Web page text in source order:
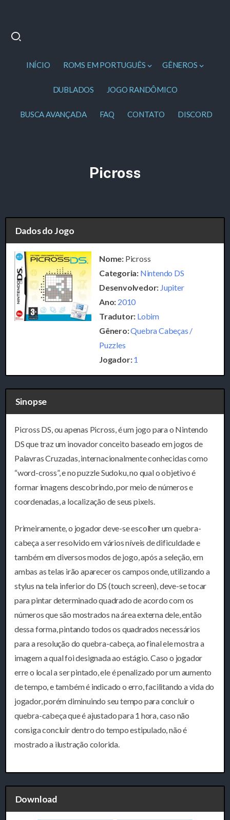
INÍCIO ROMS EM PORTUGUÊS GÊNEROS
DUBLADOS JOGO RANDÔMICO
BUSCA AVANÇADA FAQ CONTATO DISCORD
Picross
Dados do Jogo
Nome: Picross
Categoria: Nintendo DS
Desenvolvedor: Jupiter
Ano: 2010
Tradutor: Lobim
Gênero:Quebra Cabeças /
Puzzles
Jogador:1
Sinopse
Picross DS, ou apenas Picross, é um jogo para o Nintendo
DS que traz um inovador conceito baseado em jogos de
Palavras Cruzadas, internacionalmente conhecidas como
“word-cross”, e no puzzle Sudoku, no qual o objetivo é
formar imagens descobrindo, por meio de números e
coordenadas, a localização de seus pixels.
Primeiramente, o jogador deve-se escolher um quebra-
cabeça a ser resolvido em vários níveis de dificuldade e
também em diversos modos de jogo, após a seleção, em
ambas as telas irão aparecer os campos onde, utilizando a
stylus na tela inferior do DS (touch screen), deve-se tocar
para pintar determinado quadrado de acordo com os
números que são mostrados na área externa dele, então
dessa forma, pintando todos os quadrados necessários
para a resolução do quebra-cabeça, ao final ele mostra a
imagem a qual foi designada ao estágio. Caso o jogador
erre o local a ser pintado, ele é penalizado por um aumento
de tempo, e também é indicado o erro, facilitando a vida do
jogador, porém diminuindo seu tempo para concluir o
quebra-cabeça que é ajustado para 1 hora, caso não
consiga concluir dentro do tempo estipulado, não é
mostrado a ilustração colorida.
Download